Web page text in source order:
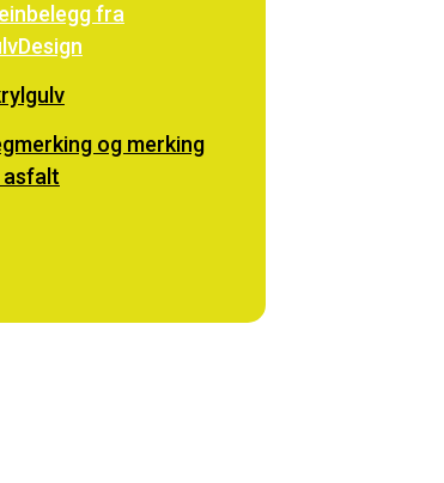
fra
og merking
asfalt